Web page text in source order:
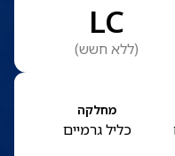
LC
(ללא חשש)
מחלקה
כליל גרמיים